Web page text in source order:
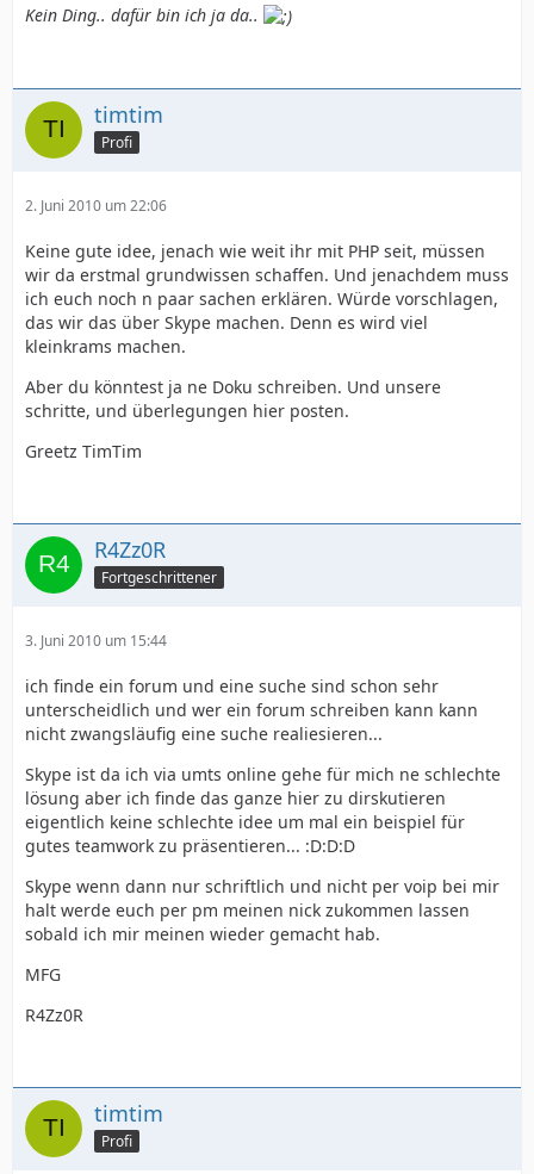
Kein Ding.. dafür bin ich ja da..
timtim
Profi
2. Juni 2010 um 22:06
Keine gute idee, jenach wie weit ihr mit PHP seit, müssen
wir da erstmal grundwissen schaffen. Und jenachdem muss
ich euch noch n paar sachen erklären. Würde vorschlagen,
das wir das über Skype machen. Denn es wird viel
kleinkrams machen.
Aber du könntest ja ne Doku schreiben. Und unsere
schritte, und überlegungen hier posten.
Greetz TimTim
R4Zz0R
Fortgeschrittener
3. Juni 2010 um 15:44
ich finde ein forum und eine suche sind schon sehr
unterscheidlich und wer ein forum schreiben kann kann
nicht zwangsläufig eine suche realiesieren...
Skype ist da ich via umts online gehe für mich ne schlechte
lösung aber ich finde das ganze hier zu dirskutieren
eigentlich keine schlechte idee um mal ein beispiel für
gutes teamwork zu präsentieren... :D:D:D
Skype wenn dann nur schriftlich und nicht per voip bei mir
halt werde euch per pm meinen nick zukommen lassen
sobald ich mir meinen wieder gemacht hab.
MFG
R4Zz0R
timtim
Profi